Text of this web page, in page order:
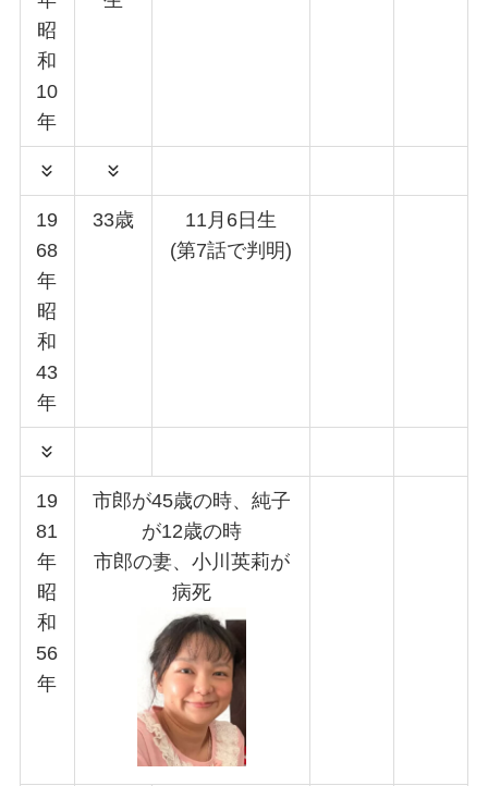
昭
和
10
年
19
68
年
昭
和
43
年
33歳
11月6日生
(第7話で判明)
19
81
年
昭
和
56
年
市郎が45歳の時、純子
が12歳の時
市郎の妻、小川英莉が
病死